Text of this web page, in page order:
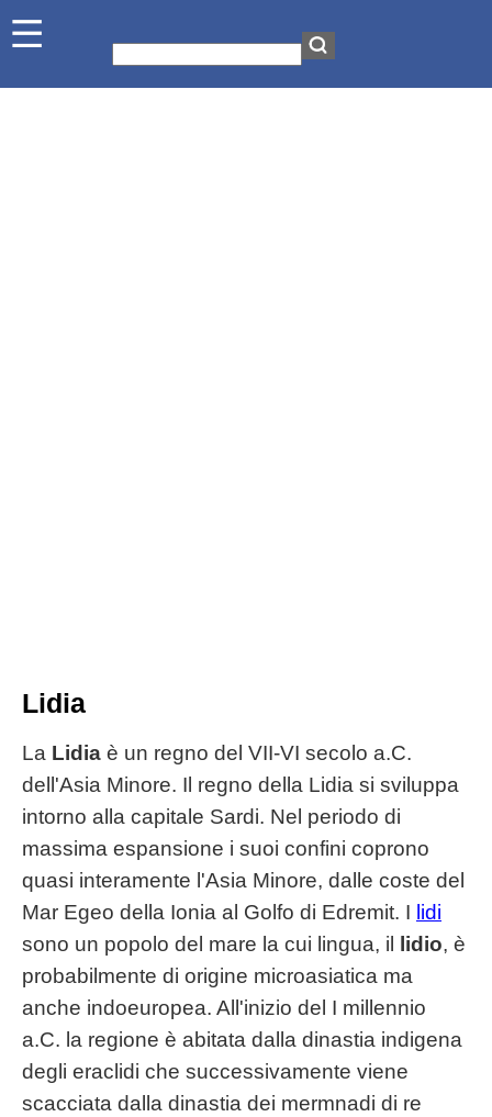
Lidia
La Lidia è un regno del VII-VI secolo a.C.
dell'Asia Minore. Il regno della Lidia si sviluppa
intorno alla capitale Sardi. Nel periodo di
massima espansione i suoi confini coprono
quasi interamente l'Asia Minore, dalle coste del
Mar Egeo della Ionia al Golfo di Edremit. I lidi
sono un popolo del mare la cui lingua, il
lidio, è
probabilmente di origine microasiatica ma
anche indoeuropea. All'inizio del I millennio
a.C. la regione è abitata dalla dinastia indigena
degli eraclidi che successivamente viene
scacciata dalla dinastia dei mermnadi di re